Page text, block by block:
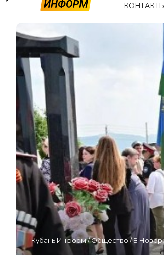
Кубань Информ/Общество/В